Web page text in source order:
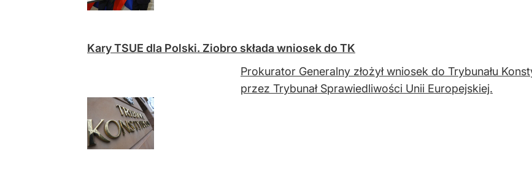
Kary TSUE dla Polski. Ziobro składa wniosek do TK
Prokurator Generalny złożył wniosek do Trybunału
przez Trybunał Sprawiedliwości Unii Europejskiej.